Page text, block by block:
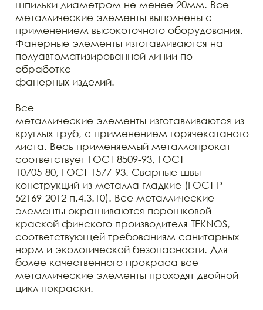
шпильки диаметром не менее 20мм. Все
металлические элементы выполнены с
применением высокоточного оборудования.
Фанерные элементы изготавливаются на
полуавтоматизированной линии по
обработке
фанерных изделий.
Все
металлические элементы изготавливаются из
круглых труб, с применением горячекатаного
листа. Весь применяемый металлопрокат
соответствует ГОСТ 8509-93, ГОСТ
10705-80, ГОСТ 1577-93. Сварные швы
конструкций из металла гладкие (ГОСТ Р
52169-2012 п.4.3.10). Все металлические
элементы окрашиваются порошковой
краской финского производителя TEKNOS,
соответствующей требованиям санитарных
норм и экологической безопасности. Для
более качественного прокраса все
металлические элементы проходят двойной
цикл покраски.